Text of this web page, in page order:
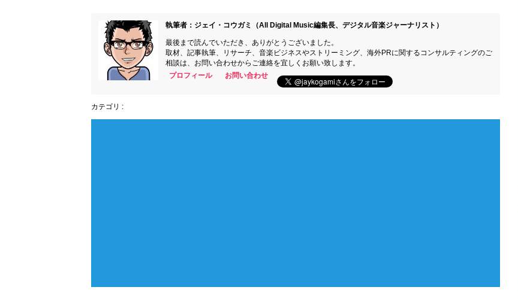
執筆者：ジェイ・コウガミ（All Digital Music編集長、デジタル音楽ジャーナリスト）
最後まで読んでいただき、ありがとうございました。
取材、記事執筆、リサーチ、音楽ビジネスやストリーミング、海外PRに関するコンサルティングのご
相談は、お問い合わせからご連絡を宜しくお願い致します。
プロフィール
お問い合わせ
カテゴリ :